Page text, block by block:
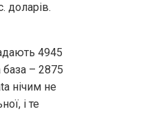
доларів.
4945
– 2875
нічим не
і те